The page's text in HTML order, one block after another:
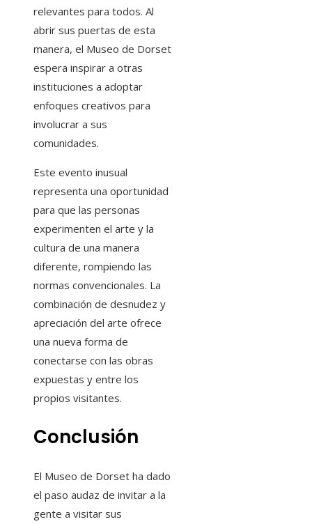
relevantes para todos. Al
abrir sus puertas de esta
manera, el Museo de Dorset
espera inspirar a otras
instituciones a adoptar
enfoques creativos para
involucrar a sus
comunidades.
Este evento inusual
representa una oportunidad
para que las personas
experimenten el arte y la
cultura de una manera
diferente, rompiendo las
normas convencionales. La
combinación de desnudez y
apreciación del arte ofrece
una nueva forma de
conectarse con las obras
expuestas y entre los
propios visitantes.
Conclusión
El Museo de Dorset ha dado
el paso audaz de invitar a la
gente a visitar sus